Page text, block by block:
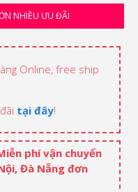
NHIỀU ƯU ĐÃI
Online, free ship
tại đây!
phí vận chuyển
Đà Nẵng đơn